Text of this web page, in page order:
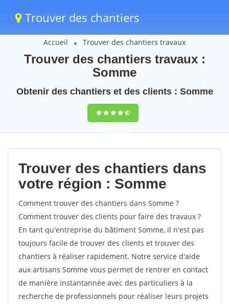
Trouver des chantiers
Accueil Trouver des chantiers travaux
Trouver des chantiers travaux :
Somme
Obtenir des chantiers et des clients : Somme
9,5(100%)60
votes
Trouver des chantiers dans
votre région : Somme
Comment trouver des chantiers dans Somme ?
Comment trouver des clients pour faire des travaux ?
En tant qu'entreprise du bâtiment Somme, il n'est pas
toujours facile de trouver des clients et trouver des
chantiers à réaliser rapidement. Notre service d'aide
aux artisans Somme vous permet de rentrer en contact
de manière instantannée avec des particuliers à la
recherche de professionnels pour réaliser leurs projets